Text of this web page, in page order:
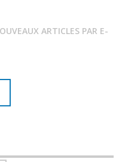
ARTICLES PAR E-